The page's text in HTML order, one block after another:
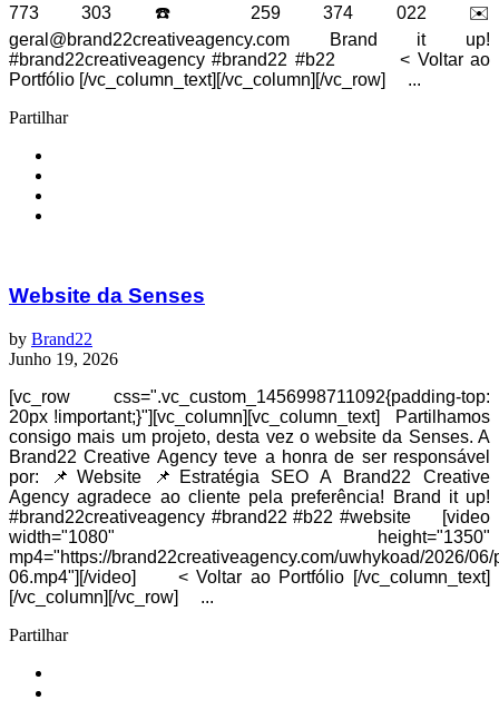
773 303 ☎️ 259 374 022 ✉️
geral@brand22creativeagency.com Brand it up!
#brand22creativeagency #brand22 #b22 < Voltar ao
Portfólio [/vc_column_text][/vc_column][/vc_row] ...
Partilhar
Website da Senses
by Brand22
Junho 19, 2026
[vc_row css=".vc_custom_1456998711092{padding-top:
20px !important;}"][vc_column][vc_column_text] Partilhamos
consigo mais um projeto, desta vez o website da Senses. A
Brand22 Creative Agency teve a honra de ser responsável
por: 📌Website 📌Estratégia SEO A Brand22 Creative
Agency agradece ao cliente pela preferência! Brand it up!
#brand22creativeagency #brand22 #b22 #website [video
width="1080" height="1350"
mp4="https://brand22creativeagency.com/uwhykoad/2026/
06.mp4"][/video] < Voltar ao Portfólio [/vc_column_text]
[/vc_column][/vc_row] ...
Partilhar